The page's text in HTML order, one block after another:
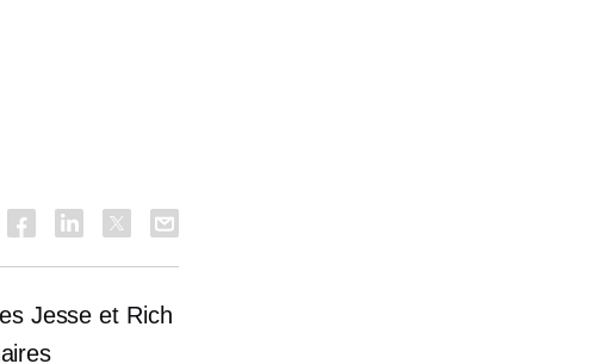
Jesse et Rich